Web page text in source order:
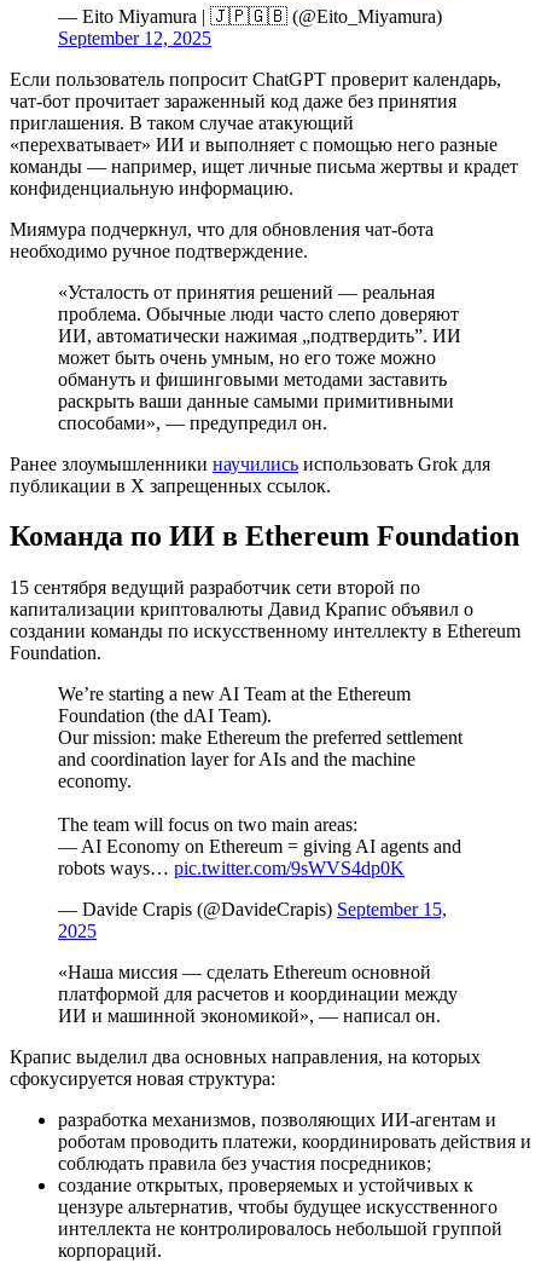
— Eito Miyamura | 🇯🇵🇬🇧 (@Eito_Miyamura)
September 12, 2025
Если пользователь попросит ChatGPT проверит календарь,
чат-бот прочитает зараженный код даже без принятия
приглашения. В таком случае атакующий
«перехватывает» ИИ и выполняет с помощью него разные
команды — например, ищет личные письма жертвы и крадет
конфиденциальную информацию.
Миямура подчеркнул, что для обновления чат-бота
необходимо ручное подтверждение.
«Усталость от принятия решений — реальная
проблема. Обычные люди часто слепо доверяют
ИИ, автоматически нажимая „подтвердить”. ИИ
может быть очень умным, но его тоже можно
обмануть и фишинговыми методами заставить
раскрыть ваши данные самыми примитивными
способами», — предупредил он.
Ранее злоумышленники научились использовать Grok для
публикации в X запрещенных ссылок.
Команда по ИИ в Ethereum Foundation
15 сентября ведущий разработчик сети второй по
капитализации криптовалюты Давид Крапис объявил о
создании команды по искусственному интеллекту в Ethereum
Foundation.
We’re starting a new AI Team at the Ethereum
Foundation (the dAI Team).
Our mission: make Ethereum the preferred settlement
and coordination layer for AIs and the machine
economy.
The team will focus on two main areas:
— AI Economy on Ethereum = giving AI agents and
robots ways… pic.twitter.com/9sWVS4dp0K
— Davide Crapis (@DavideCrapis) September 15,
2025
«Наша миссия — сделать Ethereum основной
платформой для расчетов и координации между
ИИ и машинной экономикой», — написал он.
Крапис выделил два основных направления, на которых
сфокусируется новая структура:
разработка механизмов, позволяющих ИИ-агентам и
роботам проводить платежи, координировать действия и
соблюдать правила без участия посредников;
создание открытых, проверяемых и устойчивых к
цензуре альтернатив, чтобы будущее искусственного
интеллекта не контролировалось небольшой группой
корпораций.